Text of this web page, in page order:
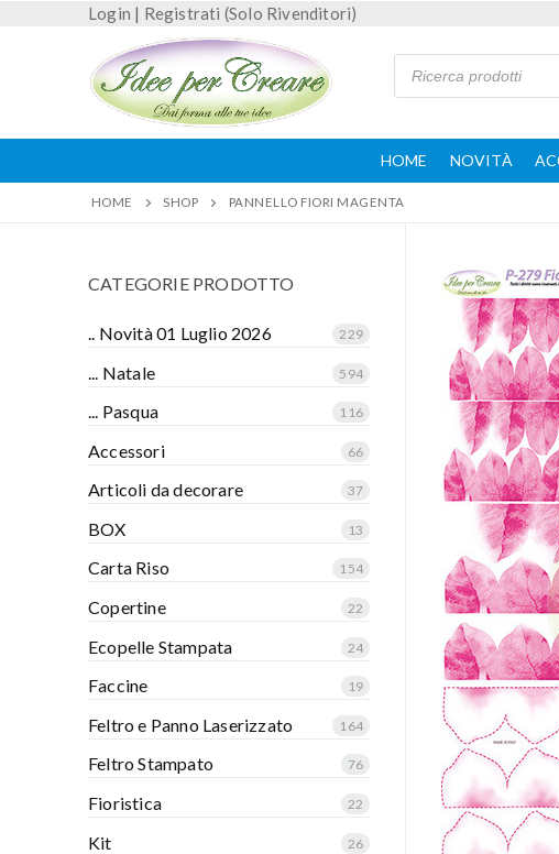
Login | Registrati (Solo Rivenditori)
HOME NOVITÀ
HOME SHOP PANNELLO FIORI MAGENTA
CATEGORIE PRODOTTO
.. Novità 01 Luglio 2026 229
... Natale 594
... Pasqua 116
Accessori 66
Articoli da decorare 37
BOX 13
Carta Riso 154
Copertine 22
Ecopelle Stampata 24
Faccine 19
Feltro e Panno Laserizzato 164
Feltro Stampato 76
Fioristica 22
Kit 26